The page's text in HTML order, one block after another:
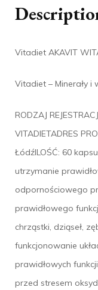
Vitadiet AKAVIT
Vitadiet – Minerały i
RODZAJ
VITADIETADRES
ŁódźILOŚĆ: 60
utrzymanie
odpornościowego
prawidłowego
chrząstki, dziąseł,
funkcjonowanie
prawidłowych
przed stresem